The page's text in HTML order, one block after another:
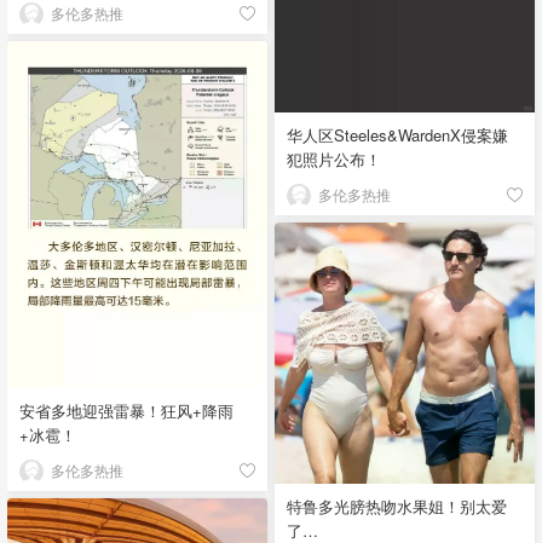
多伦多热推
华人区Steeles&WardenX侵案嫌
犯照片公布！
多伦多热推
安省多地迎强雷暴！狂风+降雨
+冰雹！
多伦多热推
特鲁多光膀热吻水果姐！别太爱
了…